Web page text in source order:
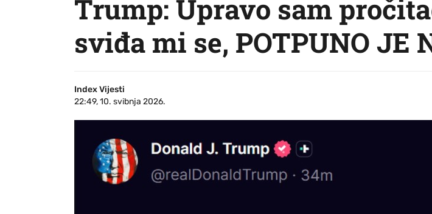
Trump: Upravo sam
sviđa mi se, POTPUNO JE
Index Vijesti
22:49, 10. svibnja 2026.